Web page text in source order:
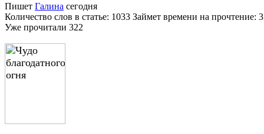
Пишет Галина сегодня
Количество слов в статье: 1033 Займет времени на прочтение:
Уже прочитали 322